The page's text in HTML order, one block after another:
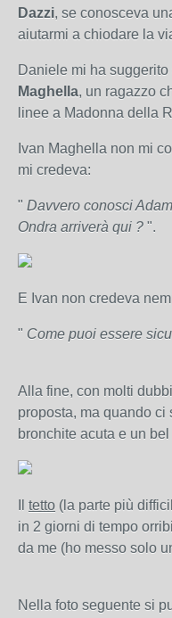
Dazzi, se conosceva
aiutarmi a chiodare la
Daniele mi ha
Maghella, un ragazzo
linee a Madonna della
Ivan Maghella non mi
mi credeva:
" Davvero conosci
Ondra arriverà qui ? ".
E Ivan non credeva
" Come puoi essere
Alla fine, con molti
proposta, ma quando ci
bronchite acuta e un
tetto (la parte più
in 2 giorni di tempo
da me (ho messo solo
Nella foto seguente si